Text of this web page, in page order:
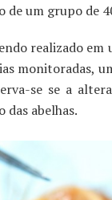
um grupo de
realizado
monitoradas,
se se a
abelhas.